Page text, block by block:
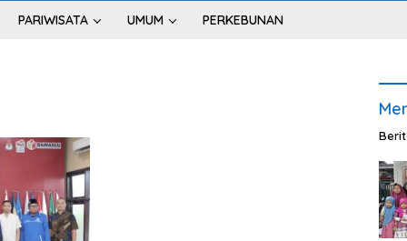
PARIWISATA UMUM PERKEBUNAN